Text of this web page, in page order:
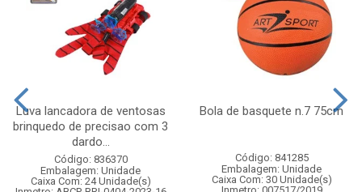
Luva lancadora de ventosas
brinquedo de precisao com 3
dardo...
Código: 836370
Embalagem: Unidade
Caixa Com: 24 Unidade(s)
Bola de basquete n.7 75cm
Código: 841285
Embalagem: Unidade
Caixa Com: 30 Unidade(s)